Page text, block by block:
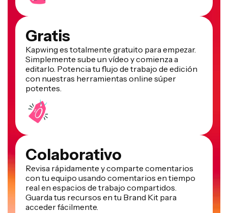
Gratis
Kapwing es totalmente gratuito para empezar.
Simplemente sube un vídeo y comienza a
editarlo. Potencia tu flujo de trabajo de edición
con nuestras herramientas online súper
potentes.
Colaborativo
Revisa rápidamente y comparte comentarios
con tu equipo usando comentarios en tiempo
real en espacios de trabajo compartidos.
Guarda tus recursos en tu Brand Kit para
acceder fácilmente.